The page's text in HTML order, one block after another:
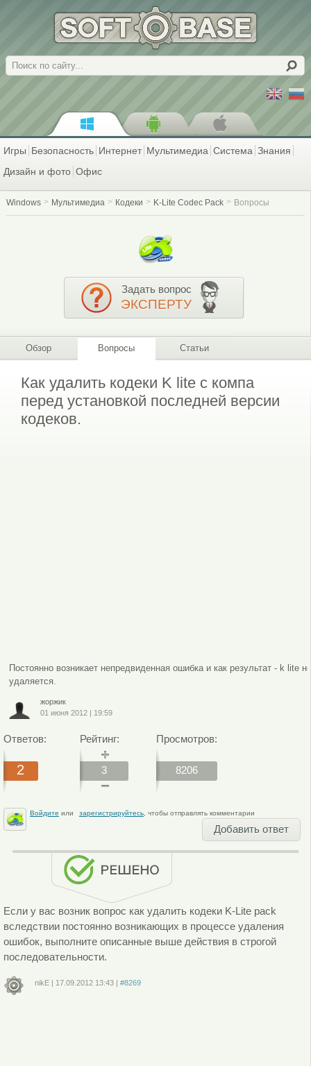
Поиск
Игры Безопасность Интернет Мультимедиа Система Знания
Дизайн и фото Офис
Windows Мультимедиа Кодеки K-Lite Codec Pack Вопросы
Задать вопрос
ЭКСПЕРТУ
Обзор Вопросы Статьи
Как удалить кодеки K lite с компа
перед установкой последней версии
кодеков.
Постоянно возникает непредвиденная ошибка и как результат - k lite не
удаляется.
жоржик
01 июня 2012| 19:59
Ответов:
2
Рейтинг:
3
Просмотров:
8206
Войдите или зарегистрируйтесь, чтобы отправлять комментарии
Добавить ответ
Если у вас возник вопрос как удалить кодеки K-Lite pack
вследствии постоянно возникающих в процессе удаления
ошибок, выполните описанные выше действия в строгой
последовательности.
nikE| 17.09.2012 13:43| #8269